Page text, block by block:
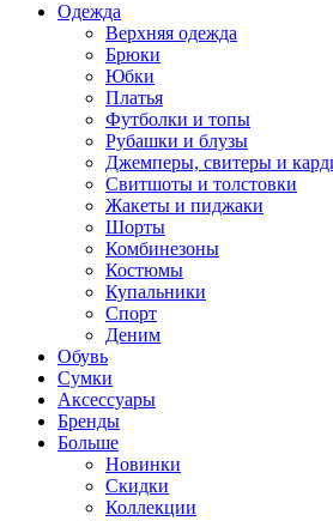
Одежда
Верхняя одежда
Брюки
Юбки
Платья
Футболки и топы
Рубашки и блузы
Джемперы, свитеры и
Свитшоты и толстовки
Жакеты и пиджаки
Шорты
Комбинезоны
Костюмы
Купальники
Спорт
Деним
Обувь
Сумки
Аксессуары
Бренды
Больше
Новинки
Скидки
Коллекции